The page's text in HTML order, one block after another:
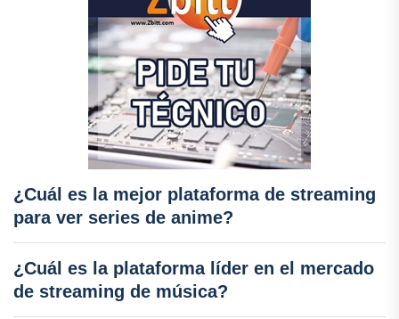
¿Cuál es la mejor plataforma de streaming
para ver series de anime?
¿Cuál es la plataforma líder en el mercado
de streaming de música?